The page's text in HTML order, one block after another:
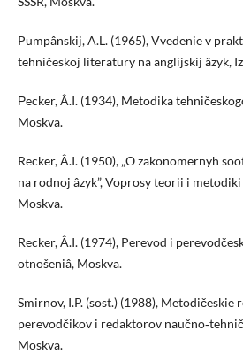
Pumpânskij, A.L. (1965), Vvedenie v
tehničeskoj literatury na anglijskij âzyk,
Рecker, Â.I. (1934), Metodika
Moskva.
Recker, Â.I. (1950), „O zakonomernyh
na rodnoj âzyk”, Voprosy teorii i
Moskva.
Recker, Â.I. (1974), Perevod i
otnošeniâ, Moskva.
Smirnov, I.P. (sost.) (1988), Metodičeskie
perevodčikov i redaktorov
Moskva.